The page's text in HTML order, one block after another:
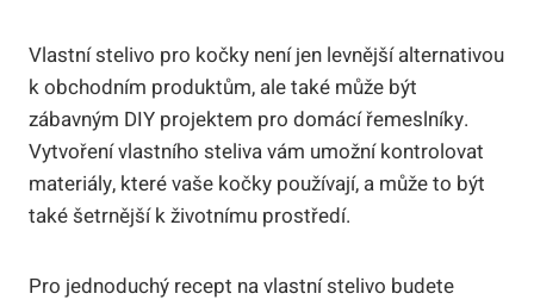
Vlastní stelivo pro kočky není jen levnější alternativou
k obchodním produktům, ale také může být
zábavným DIY projektem pro domácí řemeslníky.
Vytvoření vlastního steliva vám umožní kontrolovat
materiály, které vaše kočky používají, a může to být
také šetrnější k životnímu prostředí.
Pro jednoduchý recept na vlastní stelivo budete